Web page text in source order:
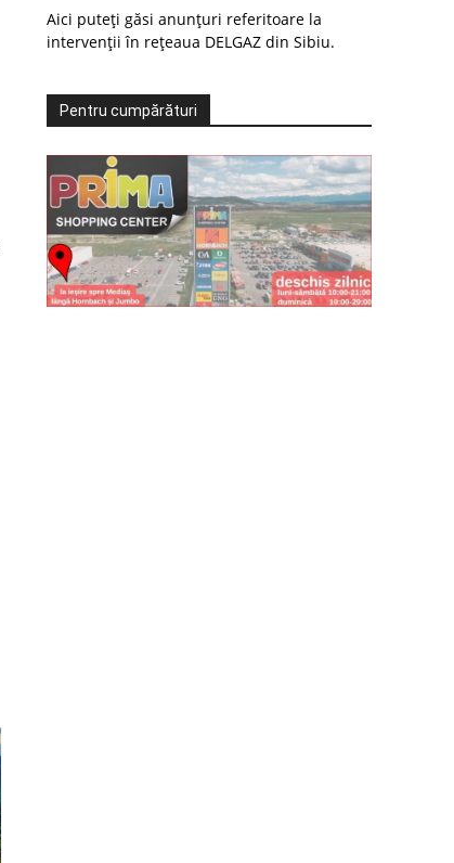
Aici puteți găsi anunțuri referitoare la
intervenții în rețeaua DELGAZ din Sibiu.
Pentru cumpărături